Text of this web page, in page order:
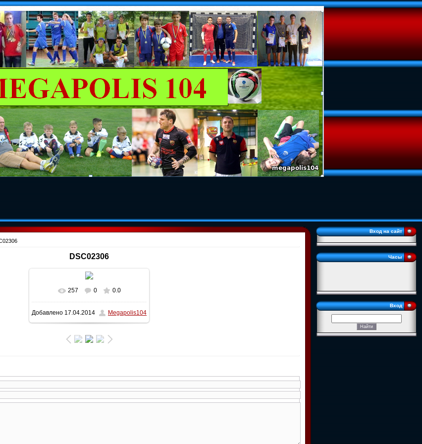
DSC02306
В реальном размере 1600x1200
363.3Kb
257 0 0.0
Добавлено 17.04.2014 Megapolis104
Вход на сайт
Часы
Вход